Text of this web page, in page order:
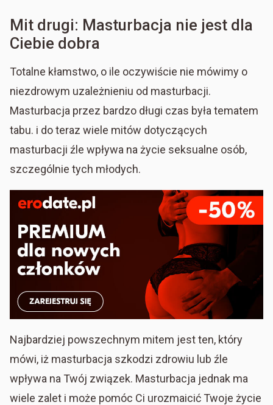
Mit drugi: Masturbacja nie jest dla
Ciebie dobra
Totalne kłamstwo, o ile oczywiście nie mówimy o
niezdrowym uzależnieniu od masturbacji.
Masturbacja przez bardzo długi czas była tematem
tabu. i do teraz wiele mitów dotyczących
masturbacji źle wpływa na życie seksualne osób,
szczególnie tych młodych.
Najbardziej powszechnym mitem jest ten, który
mówi, iż masturbacja szkodzi zdrowiu lub źle
wpływa na Twój związek. Masturbacja jednak ma
wiele zalet i może pomóc Ci urozmaicić Twoje życie